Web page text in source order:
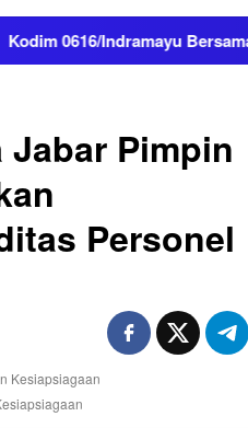
Bersama Tim Gabungan
Pimpin
Personel